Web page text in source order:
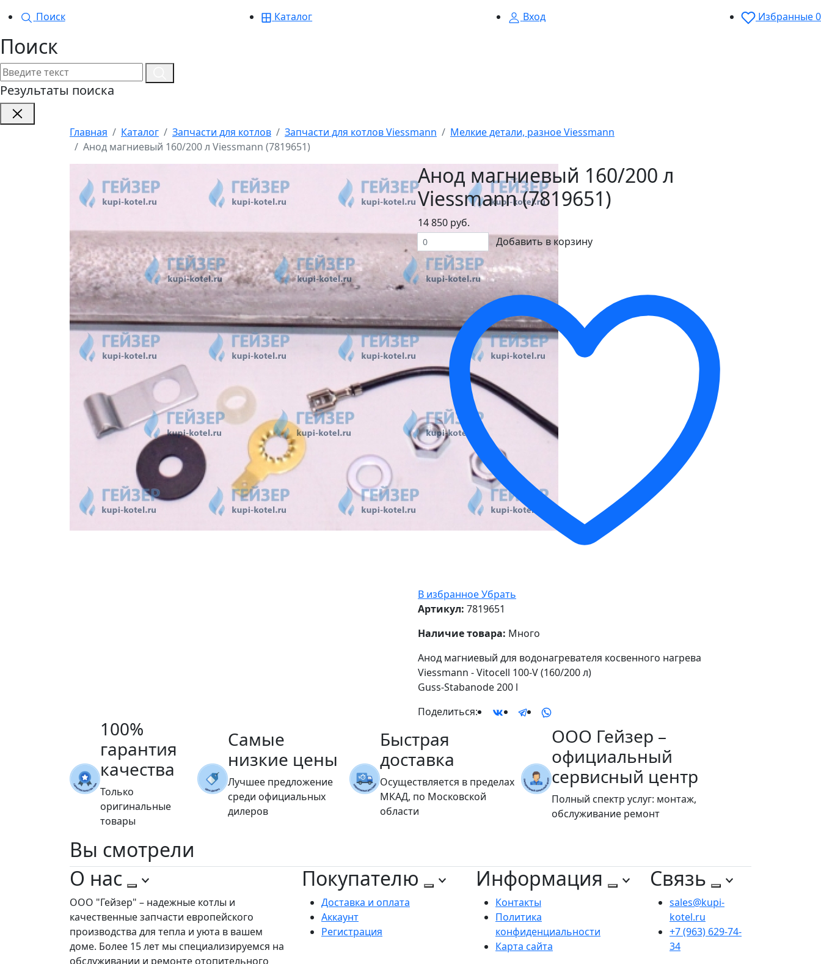
Поиск
Каталог Вход Избранные0
Поиск
Результаты поиска
Главная Каталог Запчасти для котлов Запчасти для котлов Viessmann
Мелкие детали, разное Viessmann
Анод магниевый 160/200 л Viessmann (7819651)
Анод магниевый 160/200 л
Viessmann (7819651)
14 850 руб.
Добавить в корзину
В избранноеУбрать
Артикул: 7819651
Наличие товара: Много
Анод магниевый для водонагревателя косвенного нагрева
Viessmann - Vitocell 100-V (160/200 л)
Guss-Stabanode 200 l
Поделиться:
100%
гарантия
качества
Только
оригинальные
товары
Самые
низкие цены
Лучшее предложение
среди официальных
дилеров
Быстрая
доставка
Осуществляется в пределах
МКАД, по Московской
области
ООО Гейзер –
официальный
сервисный центр
Полный спектр услуг: монтаж,
обслуживание ремонт
Вы смотрели
О нас
ООО "Гейзер" – надежные котлы и
качественные запчасти европейского
производства для тепла и уюта в вашем
доме. Более 15 лет мы специализируемся на
обслуживании и ремонте отопительного
Покупателю
Доставка и оплата
Аккаунт
Регистрация
Информация
Контакты
Политика
конфиденциальности
Карта сайта
Связь
sales@kupi-
kotel.ru
+7 (963) 629-74-
34